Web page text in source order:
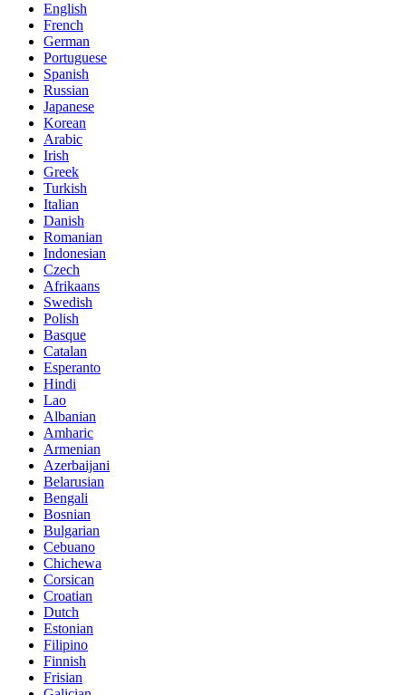
English
French
German
Portuguese
Spanish
Russian
Japanese
Korean
Arabic
Irish
Greek
Turkish
Italian
Danish
Romanian
Indonesian
Czech
Afrikaans
Swedish
Polish
Basque
Catalan
Esperanto
Hindi
Lao
Albanian
Amharic
Armenian
Azerbaijani
Belarusian
Bengali
Bosnian
Bulgarian
Cebuano
Chichewa
Corsican
Croatian
Dutch
Estonian
Filipino
Finnish
Frisian